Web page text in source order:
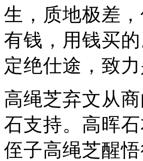
生，质地极差
有钱，用钱买
定绝仕途，致
高绳芝弃文从
石支持。高晖
侄子高绳芝醒